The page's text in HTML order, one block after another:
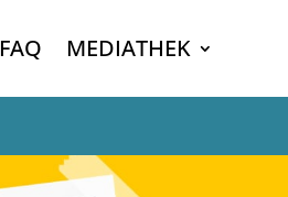
FAQ MEDIATHEK